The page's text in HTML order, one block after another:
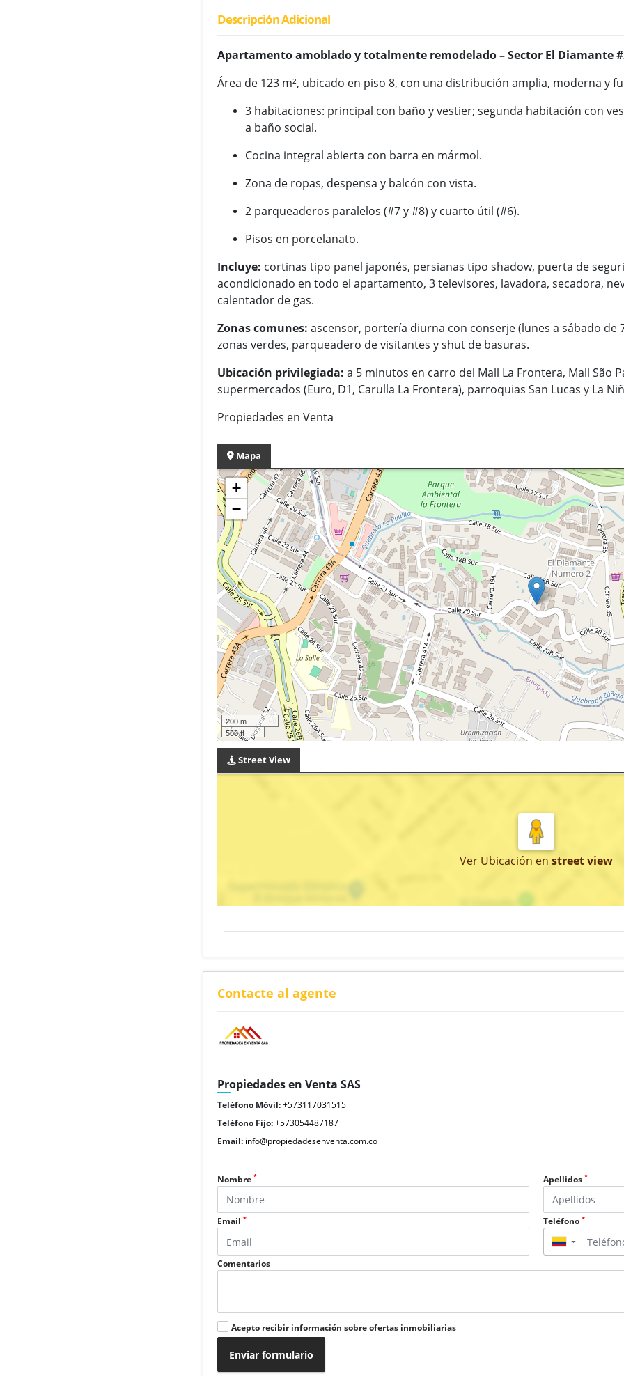
Descripción Adicional
Apartamento amoblado y totalmente remodelado – Sector El Diamante
Área de 123 m², ubicado en piso 8, con una distribución amplia, moderna y
3 habitaciones: principal con baño y vestier; segunda habitación con
a baño social.
Cocina integral abierta con barra en mármol.
Zona de ropas, despensa y balcón con vista.
2 parqueaderos paralelos (#7 y #8) y cuarto útil (#6).
Pisos en porcelanato.
Incluye: cortinas tipo panel japonés, persianas tipo shadow, puerta de
acondicionado en todo el apartamento, 3 televisores, lavadora, secadora,
calentador de gas.
Zonas comunes: ascensor, portería diurna con conserje (lunes a sábado de
zonas verdes, parqueadero de visitantes y shut de basuras.
Ubicación privilegiada: a 5 minutos en carro del Mall La Frontera, Mall São
supermercados (Euro, D1, Carulla La Frontera), parroquias San Lucas y La
Propiedades en Venta
Mapa
+
−
200 m
500 ft
Street View
Ver Ubicación en street view
Contacte al agente
Propiedades en Venta SAS
Teléfono Móvil:+573117031515
Teléfono Fijo:+573054487187
Email: info@propiedadesenventa.com.co
Nombre* Apellidos *
Email* Teléfono *
▼
Comentarios
Acepto recibir información sobre ofertas inmobiliarias
Enviar formulario